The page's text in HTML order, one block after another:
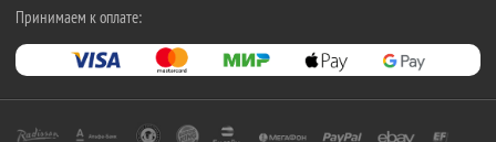
Принимаем к оплате: